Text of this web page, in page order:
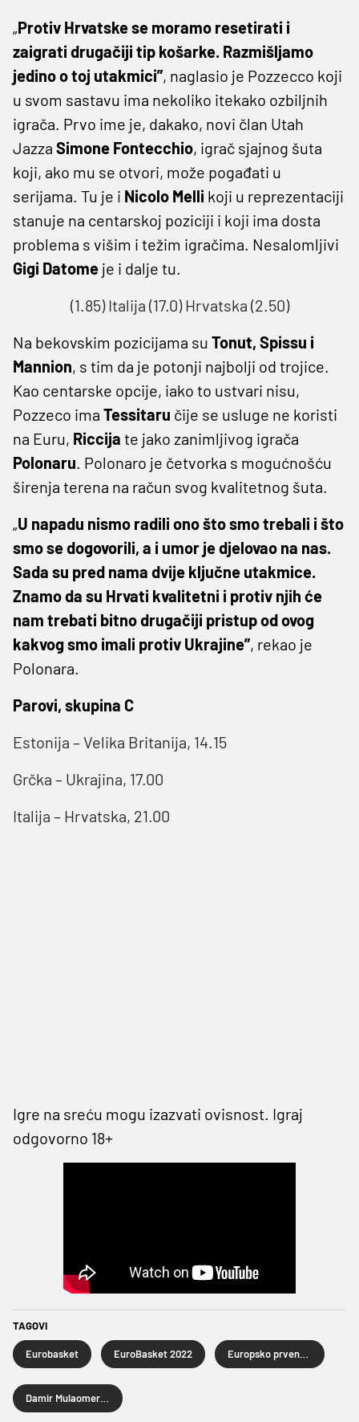
„Protiv Hrvatske se moramo resetirati i
zaigrati drugačiji tip košarke. Razmišljamo
jedino o toj utakmici”, naglasio je Pozzecco koji
u svom sastavu ima nekoliko itekako ozbiljnih
igrača. Prvo ime je, dakako, novi član Utah
Jazza Simone Fontecchio, igrač sjajnog šuta
koji, ako mu se otvori, može pogađati u
serijama. Tu je i Nicolo Melli koji u reprezentaciji
stanuje na centarskoj poziciji i koji ima dosta
problema s višim i težim igračima. Nesalomljivi
Gigi Datome je i dalje tu.
(1.85) Italija (17.0) Hrvatska (2.50)
Na bekovskim pozicijama su Tonut, Spissu i
Mannion, s tim da je potonji najbolji od trojice.
Kao centarske opcije, iako to ustvari nisu,
Pozzeco ima Tessitaru čije se usluge ne koristi
na Euru, Riccija te jako zanimljivog igrača
Polonaru. Polonaro je četvorka s mogućnošću
širenja terena na račun svog kvalitetnog šuta.
„U napadu nismo radili ono što smo trebali i što
smo se dogovorili, a i umor je djelovao na nas.
Sada su pred nama dvije ključne utakmice.
Znamo da su Hrvati kvalitetni i protiv njih će
nam trebati bitno drugačiji pristup od ovog
kakvog smo imali protiv Ukrajine”, rekao je
Polonara.
Parovi, skupina C
Estonija – Velika Britanija, 14.15
Grčka – Ukrajina, 17.00
Italija – Hrvatska, 21.00
Igre na sreću mogu izazvati ovisnost. Igraj
odgovorno 18+
TAGOVI
Eurobasket EuroBasket 2022